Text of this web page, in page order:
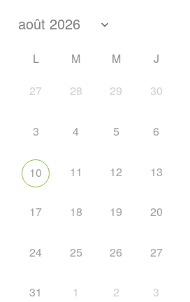
L M M J
27 28 29 30
3 4 5 6
10 11 12 13
17 18 19 20
24 25 26 27
31 1 2 3